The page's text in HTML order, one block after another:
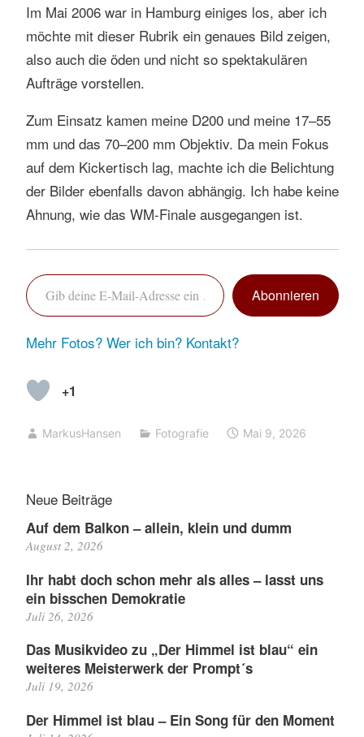
Im Mai 2006 war in Hamburg einiges los, aber ich
möchte mit dieser Rubrik ein genaues Bild zeigen,
also auch die öden und nicht so spektakulären
Aufträge vorstellen.
Zum Einsatz kamen meine D200 und meine 17–55
mm und das 70–200 mm Objektiv. Da mein Fokus
auf dem Kickertisch lag, machte ich die Belichtung
der Bilder ebenfalls davon abhängig. Ich habe keine
Ahnung, wie das WM-Finale ausgegangen ist.
Gib deine E-Mail-Adresse ein …
Abonnieren
Mehr Fotos? Wer ich bin? Kontakt?
+1
MarkusHansen Fotografie Mai 9, 2026
Neue Beiträge
Auf dem Balkon – allein, klein und dumm
August 2, 2026
Ihr habt doch schon mehr als alles – lasst uns
ein bisschen Demokratie
Juli 26, 2026
Das Musikvideo zu „Der Himmel ist blau“ ein
weiteres Meisterwerk der Prompt´s
Juli 19, 2026
Der Himmel ist blau – Ein Song für den Moment